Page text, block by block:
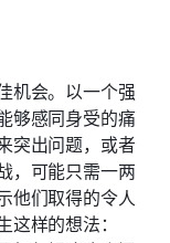
机会。以一个强
够感同身受的痛
突出问题，或者
，可能只需一两
他们取得的令人
样的想法：